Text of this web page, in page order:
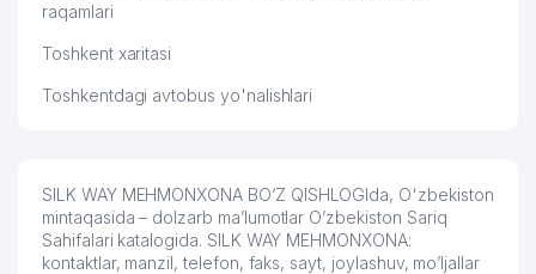
raqamlari
Toshkent xaritasi
Toshkentdagi avtobus yo'nalishlari
SILK WAY MEHMONXONA BO‘Z QISHLOGIda, O'zbekiston
mintaqasida – dolzarb ma’lumotlar O’zbekiston Sariq
Sahifalari katalogida. SILK WAY MEHMONXONA:
kontaktlar, manzil, telefon, faks, sayt, joylashuv, mo’ljallar